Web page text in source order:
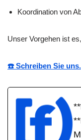
Koordination von
Unser Vorgehen ist
☎️ Schreiben Sie uns.